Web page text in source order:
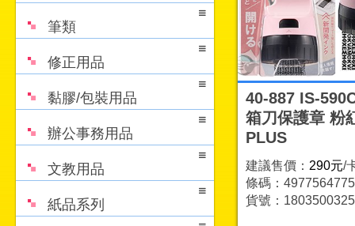
筆類
修正用品
黏膠/包裝用品
辦公事務用品
文教用品
紙品系列
40-887 IS-
箱刀保護章 粉
PLUS
建議售價： 290元/
條碼：
貨號：1803500325